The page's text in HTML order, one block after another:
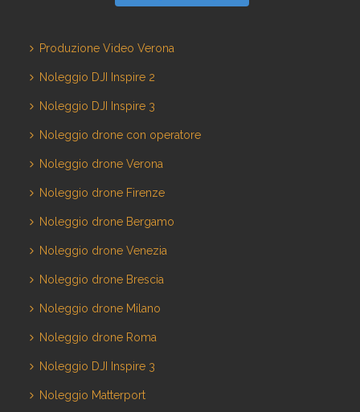
Produzione Video Verona
Noleggio DJI Inspire 2
Noleggio DJI Inspire 3
Noleggio drone con operatore
Noleggio drone Verona
Noleggio drone Firenze
Noleggio drone Bergamo
Noleggio drone Venezia
Noleggio drone Brescia
Noleggio drone Milano
Noleggio drone Roma
Noleggio DJI Inspire 3
Noleggio Matterport